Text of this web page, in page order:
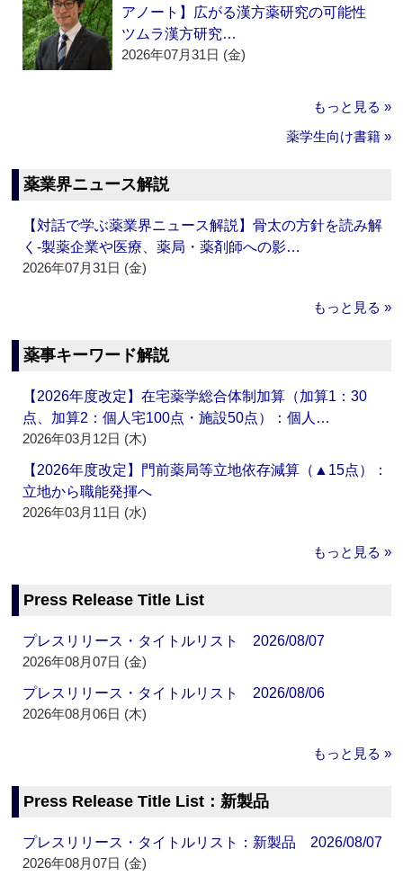
アノート】広がる漢方薬研究の可能性
ツムラ漢方研究…
2026年07月31日 (金)
もっと見る »
薬学生向け書籍 »
薬業界ニュース解説
【対話で学ぶ薬業界ニュース解説】骨太の方針を読み解
く‐製薬企業や医療、薬局・薬剤師への影…
2026年07月31日 (金)
もっと見る »
薬事キーワード解説
【2026年度改定】在宅薬学総合体制加算（加算1：30
点、加算2：個人宅100点・施設50点）：個人…
2026年03月12日 (木)
【2026年度改定】門前薬局等立地依存減算（▲15点）：
立地から職能発揮へ
2026年03月11日 (水)
もっと見る »
Press Release Title List
プレスリリース・タイトルリスト 2026/08/07
2026年08月07日 (金)
プレスリリース・タイトルリスト 2026/08/06
2026年08月06日 (木)
もっと見る »
Press Release Title List：新製品
プレスリリース・タイトルリスト：新製品 2026/08/07
2026年08月07日 (金)